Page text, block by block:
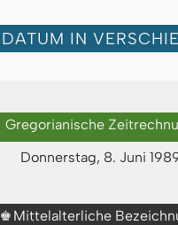
IN
Gregorianische
Donnerstag, 8. Juni
♚ Mittelalterliche